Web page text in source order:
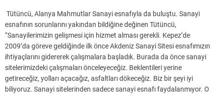
Tütüncü, Alanya Mahmutlar Sanayi esnafıyla da buluştu. Sanayi
esnafının sorunlarını yakından bildiğine değinen Tütüncü,
“Sanayilerimizin gelişmesi için hizmet alması gerekli. Kepez’de
2009’da göreve geldiğinde ilk önce Akdeniz Sanayi Sitesi esnafımızın
ihtiyaçlarını gidererek çalışmalara başladık. Burada da önce sanayi
sitelerimizdeki çalışmaları önceleyeceğiz. Beklentileri yerine
getireceğiz, yolları açacağız, asfaltları dökeceğiz. Biz bir şeyi iyi
biliyoruz. Sanayi sitelerinden sadece sanayi esnafı faydalanmıyor. O